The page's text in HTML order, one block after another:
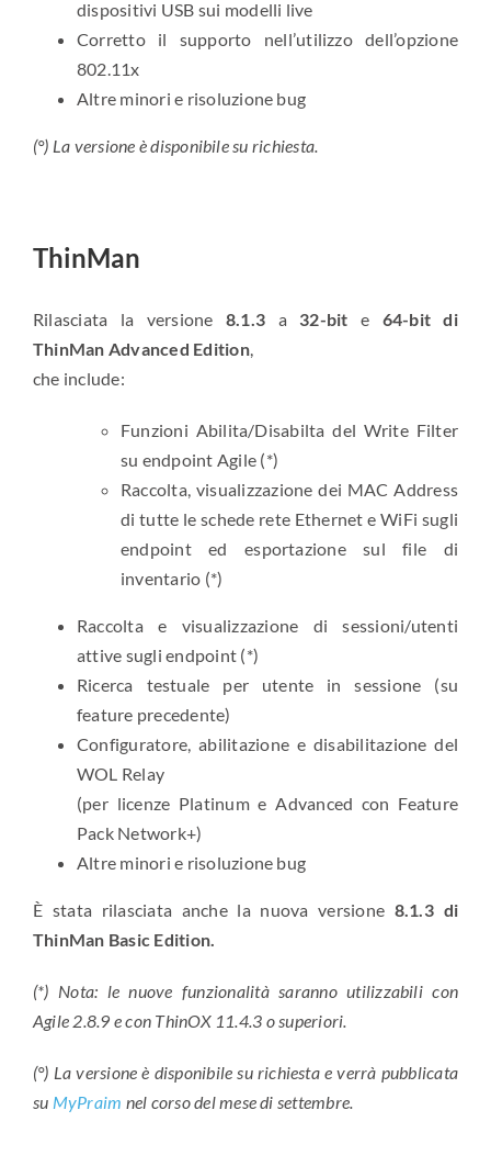
dispositivi USB sui modelli live
Corretto il supporto nell’utilizzo dell’opzione
802.11x
Altre minori e risoluzione bug
(°) La versione è disponibile su richiesta.
ThinMan
Rilasciata la versione 8.1.3 a 32-bit e 64-bit di
ThinMan Advanced Edition,
che include:
Funzioni Abilita/Disabilta del Write Filter
su endpoint Agile (*)
Raccolta, visualizzazione dei MAC Address
di tutte le schede rete Ethernet e WiFi sugli
endpoint ed esportazione sul file di
inventario (*)
Raccolta e visualizzazione di sessioni/utenti
attive sugli endpoint (*)
Ricerca testuale per utente in sessione (su
feature precedente)
Configuratore, abilitazione e disabilitazione del
WOL Relay
(per licenze Platinum e Advanced con Feature
Pack Network+)
Altre minori e risoluzione bug
È stata rilasciata anche la nuova versione 8.1.3 di
ThinMan Basic Edition.
(*) Nota: le nuove funzionalità saranno utilizzabili con
Agile 2.8.9 e con ThinOX 11.4.3 o superiori.
(°) La versione è disponibile su richiestae verrà pubblicata
su MyPraim nel corso del mese di settembre.